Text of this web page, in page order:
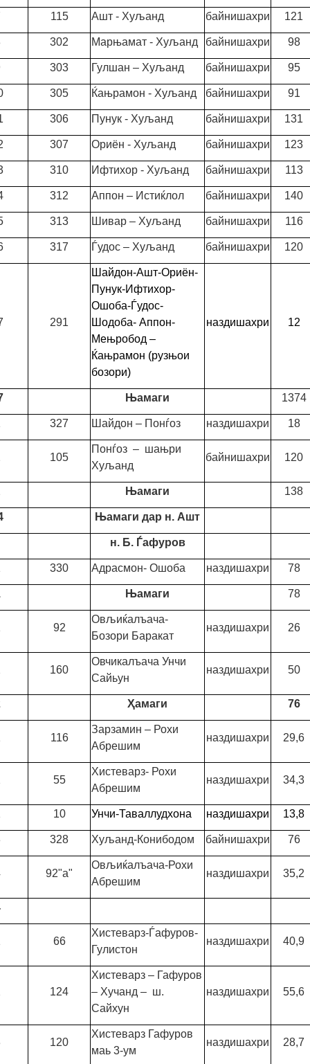
115 Ашт - Хуљанд байнишахри 121
302 Марњамат - Хуљанд байнишахри 98
303 Гулшан – Хуљанд байнишахри 95
305 Ќањрамон - Хуљанд байнишахри 91
306 Пунук - Хуљанд байнишахри 131
307 Ориён - Хуљанд байнишахри 123
310 Ифтихор - Хуљанд байнишахри 113
312 Аппон – Истиќлол байнишахри 140
313 Шивар – Хуљанд байнишахри 116
317 Ѓудос – Хуљанд байнишахри 120
291
Шайдон-Ашт-Ориён-
Пунук-Ифтихор-
Ошоба-Ѓудос-
Шодоба- Аппон-
Мењробод –
Ќањрамон (рузњои
бозори)
наздишахри 12
Њамаги 1374
327 Шайдон – Понѓоз наздишахри 18
105
Понѓоз – шањри
Хуљанд
байнишахри 120
Њамаги 138
Њамаги дар н. Ашт
н. Б. Ѓафуров
330 Адрасмон- Ошоба наздишахри 78
Њамаги 78
92
Овљиќалъача-
Бозори Баракат
наздишахри 26
160
Овчикалъача Унчи
Сайьун
наздишахри 50
Ҳамаги 76
116
Зарзамин – Рохи
Абрешим
наздишахри 29,6
55
Хистеварз- Рохи
Абрешим
наздишахри 34,3
10 Унчи-Таваллудхона наздишахри 13,8
328 Хуљанд-Конибодом байнишахри 76
92"а"
Овљиќалъача-Рохи
Абрешим
наздишахри 35,2
66
Хистеварз-Ѓафуров-
Гулистон
наздишахри 40,9
124
Хистеварз – Гафуров
– Хучанд – ш.
Сайхун
наздишахри 55,6
120
Хистеварз Гафуров
маь 3-ум
наздишахри 28,7